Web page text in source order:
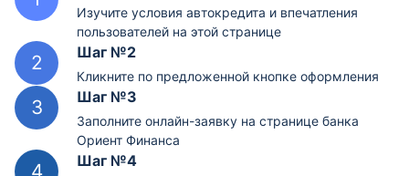
Изучите условия автокредита и впечатления
пользователей на этой странице
Шаг №2
Кликните по предложенной кнопке оформления
Шаг №3
Заполните онлайн-заявку на странице банка
Ориент Финанса
Шаг №4